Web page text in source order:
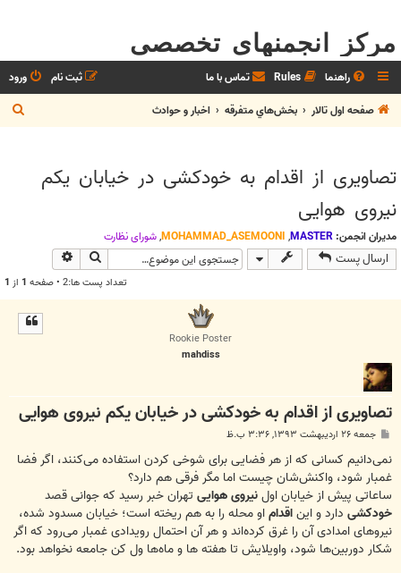
مرکز انجمنهای تخصصی
راهنما Rules تماس با ما ورود
ثبت نام
صفحه اول تالار
بخش‌‌هاي متفرقه اخبار و حوادث
س
تصاویری از اقدام به خودکشی در خیابان یکم
نیروی هوایی
مدیران انجمن: MASTER
,
MOHAMMAD_ASEMOONI
,شوراي نظارت
ارسال پست جستجو
تعداد پست ها:2 • صفحه 1 از 1
Rookie Poster
mahdiss
تصاویری از اقدام به خودکشی در خیابان یکم نیروی هوایی
ت
جمعه ۲۶ اردیبهشت ۱۳۹۳, ۳:۳۶ ب.ظ
نمی‌دانیم کسانی که از هر فضایی برای شوخی کردن استفاده می‌کنند، اگر فضا
غمبار شود، واکنش‌شان چیست اما مگر فرقی هم دارد؟
ساعاتی پیش از خیابان اولنیروی هوایی تهران خبر رسید که جوانی قصد
خودکشی دارد و ایناقداماو محله را به هم ریخته است؛ خیابان مسدود شده،
نیروهای امدادی آن را غرق کرده‌اند و هر آن احتمال رویدادی غمبار می‌رود که اگر
شکار دوربین‌ها شود، واویلایش تا هفته ها و ماه‌ها ول کن جامعه نخواهد بود.